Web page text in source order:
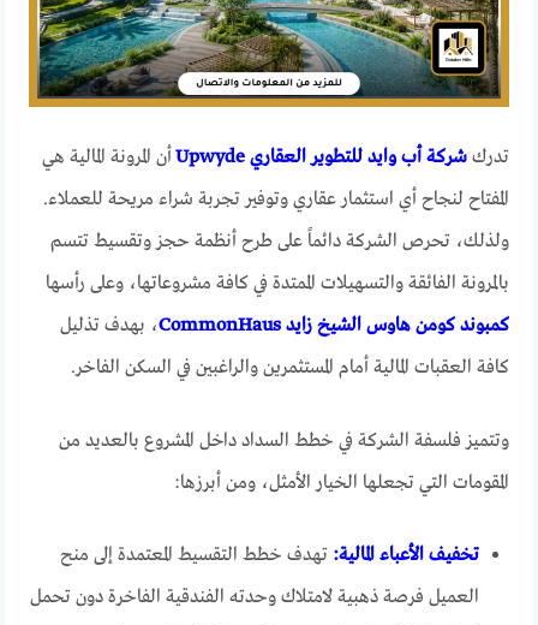
تدركشركة أب وايد للتطوير العقاري Upwyde
أن المرونة المالية هي
المفتاح لنجاح أي استثمار عقاري وتوفير تجربة شراء مريحة للعملاء.
ولذلك، تحرص الشركة دائماً على طرح أنظمة حجز وتقسيط تتسم
بالمرونة الفائقة والتسهيلات الممتدة في كافة مشروعاتها، وعلى رأسها
كمبوند كومن هاوس الشيخ زايد CommonHaus
، بهدف تذليل
كافة العقبات المالية أمام المستثمرين والراغبين في السكن الفاخر.
وتتميز فلسفة الشركة في خطط السداد داخل المشروع بالعديد من
المقومات التي تجعلها الخيار الأمثل، ومن أبرزها:
تخفيف الأعباء المالية: تهدف خطط التقسيط المعتمدة إلى منح
العميل فرصة ذهبية لامتلاك وحدته الفندقية الفاخرة دون تحمل